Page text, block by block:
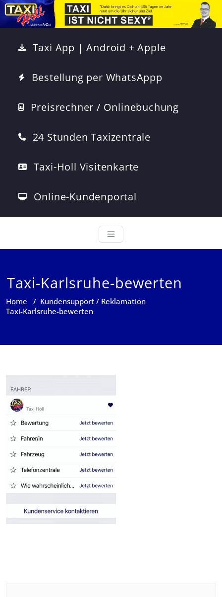
Taxi App | Android + Apple
Bestellung per WhatsAppp
Preisrechner / Onlinebuchung
24 Stunden Taxizentrale
Taxi-Holl Visitenkarte
Online-Kundenportal
Taxi-Karlsruhe-bewerten
Home / Kundensupport / Reklamation
Taxi-Karlsruhe-bewerten